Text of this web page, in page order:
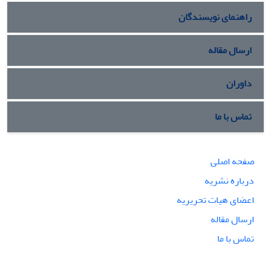
راهنمای نویسندگان
ارسال مقاله
داوران
تماس با ما
صفحه اصلی
درباره نشریه
اعضای هیات تحریریه
ارسال مقاله
تماس با ما